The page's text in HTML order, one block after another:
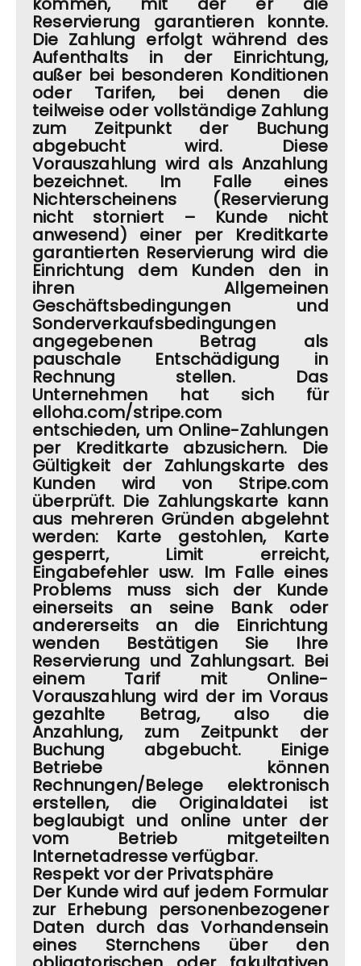
Reservierung garantieren konnte.
Die Zahlung erfolgt während des
Aufenthalts in der Einrichtung,
außer bei besonderen Konditionen
oder Tarifen, bei denen die
teilweise oder vollständige Zahlung
zum Zeitpunkt der Buchung
abgebucht wird. Diese
Vorauszahlung wird als Anzahlung
bezeichnet. Im Falle eines
Nichterscheinens (Reservierung
nicht storniert – Kunde nicht
anwesend) einer per Kreditkarte
garantierten Reservierung wird die
Einrichtung dem Kunden den in
ihren Allgemeinen
Geschäftsbedingungen und
Sonderverkaufsbedingungen
angegebenen Betrag als
pauschale Entschädigung in
Rechnung stellen. Das
Unternehmen hat sich für
elloha.com/stripe.com
entschieden, um Online-Zahlungen
per Kreditkarte abzusichern. Die
Gültigkeit der Zahlungskarte des
Kunden wird von Stripe.com
überprüft. Die Zahlungskarte kann
aus mehreren Gründen abgelehnt
werden: Karte gestohlen, Karte
gesperrt, Limit erreicht,
Eingabefehler usw. Im Falle eines
Problems muss sich der Kunde
einerseits an seine Bank oder
andererseits an die Einrichtung
wenden Bestätigen Sie Ihre
Reservierung und Zahlungsart. Bei
einem Tarif mit Online-
Vorauszahlung wird der im Voraus
gezahlte Betrag, also die
Anzahlung, zum Zeitpunkt der
Buchung abgebucht. Einige
Betriebe können
Rechnungen/Belege elektronisch
erstellen, die Originaldatei ist
beglaubigt und online unter der
vom Betrieb mitgeteilten
Internetadresse verfügbar.
Respekt vor der Privatsphäre
Der Kunde wird auf jedem Formular
zur Erhebung personenbezogener
Daten durch das Vorhandensein
eines Sternchens über den